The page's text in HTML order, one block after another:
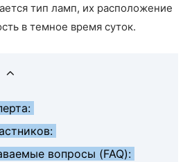
тип ламп, их расположение
в темное время суток.
вопросы (FAQ):